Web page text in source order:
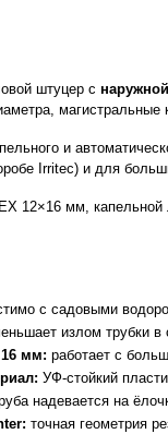
штуцер с
и
Irritec) и для
12×16 мм,
с садовыми
излом трубки
16 мм: работает с
УФ-стойкий
надевается на
точная геометрия